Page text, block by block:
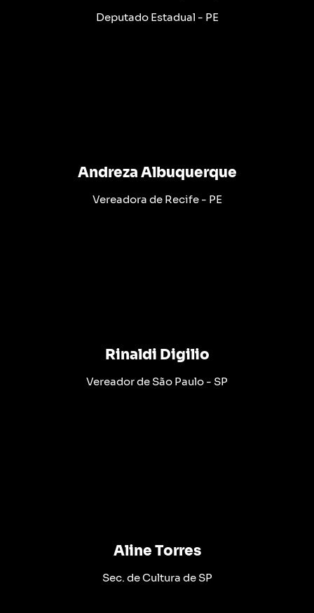
Deputado Estadual - PE
Andreza Albuquerque
Vereadora de Recife - PE
Rinaldi Digilio
Vereador de São Paulo - SP
Aline Torres
Sec. de Cultura de SP